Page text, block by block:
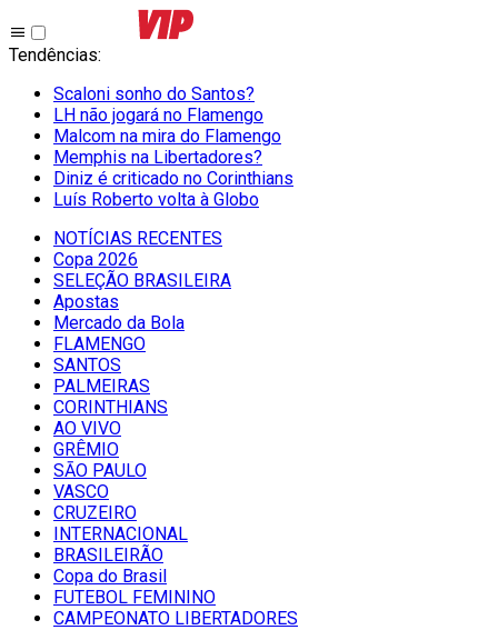
Tendências:
Scaloni sonho do Santos?
LH não jogará no Flamengo
Malcom na mira do Flamengo
Memphis na Libertadores?
Diniz é criticado no Corinthians
Luís Roberto volta à Globo
NOTÍCIAS RECENTES
Copa 2026
SELEÇÃO BRASILEIRA
Apostas
Mercado da Bola
FLAMENGO
SANTOS
PALMEIRAS
CORINTHIANS
AO VIVO
GRÊMIO
SĀO PAULO
VASCO
CRUZEIRO
INTERNACIONAL
BRASILEIRÃO
Copa do Brasil
FUTEBOL FEMININO
CAMPEONATO LIBERTADORES